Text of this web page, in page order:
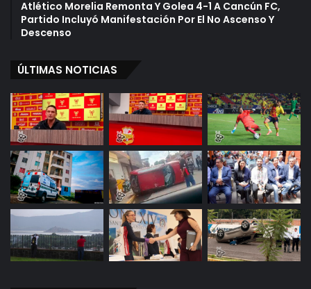
i
a
"
R
e
t
o
a
Atlético Morelia Remonta Y Golea 4-1 A Cancún FC,
Partido Incluyó Manifestación Por El No Ascenso Y
Descenso
ÚLTIMAS NOTICIAS